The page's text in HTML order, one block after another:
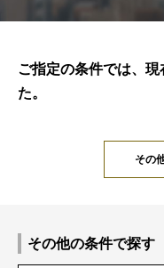
ご指定の条件では、
た。
その
その他の条件で探す